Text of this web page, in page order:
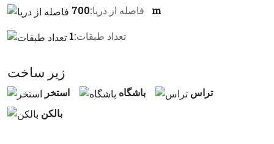
فاصله از دريا:
700 m
تعداد طبقات:1
زير ساخت
استخر باشگاه
تراس
بالكن